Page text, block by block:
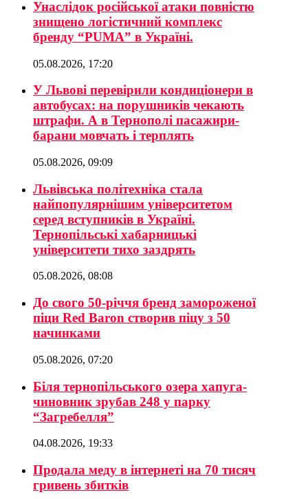
Унаслідок російської атаки повністю
знищено логістичний комплекс
бренду “PUMA” в Україні.
05.08.2026, 17:20
У Львові перевірили кондиціонери в
автобусах: на порушників чекають
штрафи. А в Тернополі пасажири-
барани мовчать і терплять
05.08.2026, 09:09
Львівська політехніка стала
найпопулярнішим університетом
серед вступників в Україні.
Тернопільські хабарницькі
університети тихо заздрять
05.08.2026, 08:08
До свого 50-річчя бренд замороженої
піци Red Baron створив піцу з 50
начинками
05.08.2026, 07:20
Біля тернопільського озера хапуга-
чиновник зрубав 248 у парку
“Загребелля”
04.08.2026, 19:33
Продала меду в інтернеті на 70 тисяч
гривень збитків